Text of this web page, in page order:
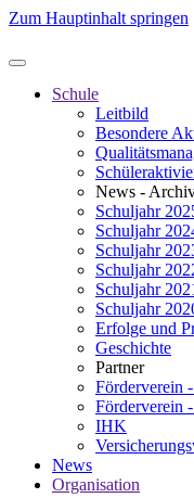
Zum Hauptinhalt springen
Schule
Leitbild
Besondere
News -
Schuljahr
Schuljahr
Schuljahr
Schuljahr
Schuljahr
Schuljahr
Erfolge und
Geschichte
Partner
Förderverein
Förderverein
IHK
News
Organisation